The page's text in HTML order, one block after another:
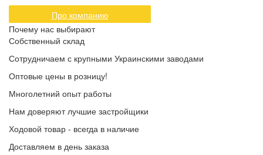
Про компанию
Почему нас выбирают
Собственный склад
Сотрудничаем с крупными Украинскими заводами
Оптовые цены в розницу!
Многолетний опыт работы
Нам доверяют лучшие застройщики
Ходовой товар - всегда в наличие
Доставляем в день заказа